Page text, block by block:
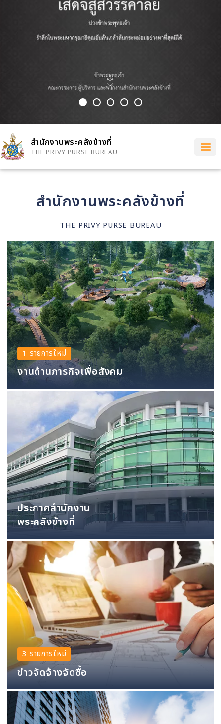
สำนักงานพระคลังข้างที่
THE PRIVY PURSE BUREAU
สำนักงานพระคลังข้างที่
THE PRIVY PURSE BUREAU
1 รายการใหม่
งานด้านภารกิจเพื่อสังคม
ประกาศสำนักงาน
พระคลังข้างที่
3 รายการใหม่
ข่าวจัดจ้างจัดซื้อ